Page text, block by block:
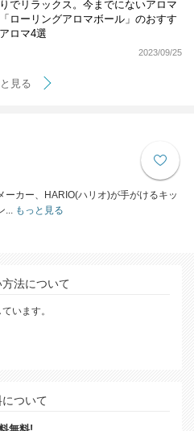
でリラックス。今までにないアロマ
ローリングアロマボール」のおすす
ロマ4選
2023/09/25
見る
ーカー、HARIO(ハリオ)が手がけるキッ
もっと見る
法について
います。
ついて